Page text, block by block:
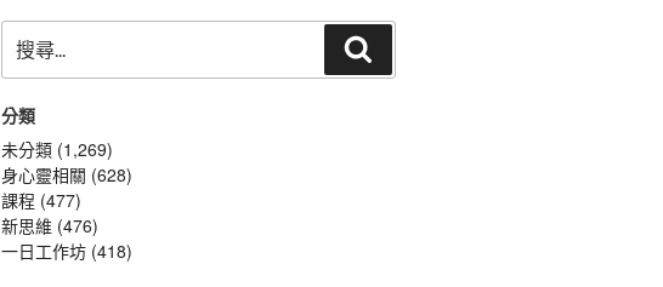
尋
關
鍵
字:
尋
分類
未分類 (1,269)
身心靈相關 (628)
課程 (477)
新思維 (476)
一日工作坊 (418)